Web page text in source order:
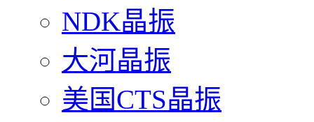
NDK晶振
大河晶振
美国CTS晶振